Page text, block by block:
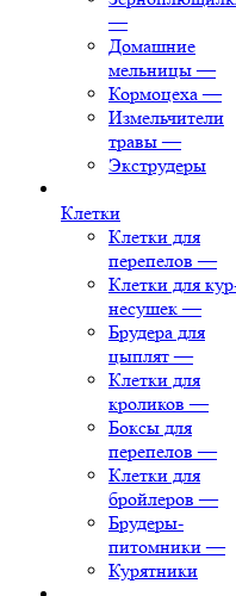
—
Домашние
мельницы —
Кормоцеха —
Измельчители
травы —
Экструдеры
Клетки
Клетки для
перепелов —
Клетки для
несушек —
Брудера для
цыплят —
Клетки для
кроликов —
Боксы для
перепелов —
Клетки для
бройлеров —
Брудеры-
питомники —
Курятники